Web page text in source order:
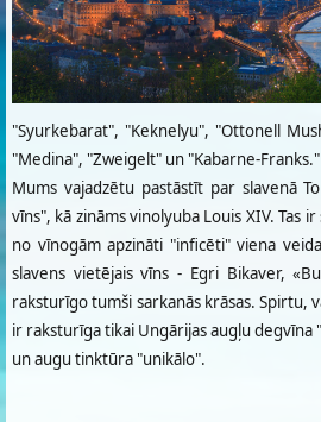
"Syurkebarat", "Keknelyu", "Ottonell
"Medina", "Zweigelt" un "Kabarne-Franks."
Mums vajadzētu pastāstīt par slavenā
vīns", kā zināms vinolyuba Louis XIV. Tas
no vīnogām apzināti "inficēti" viena
slavens vietējais vīns - Egri Bikaver,
raksturīgo tumši sarkanās krāsas. Spirtu,
ir raksturīga tikai Ungārijas augļu degvīna
un augu tinktūra "unikālo".